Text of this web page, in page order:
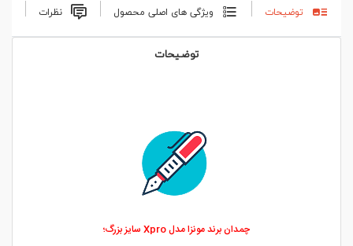
توضیحات ویژگی های اصلی محصول نظرات
توضیحات
چمدان برند مونزا مدل Xpro سایز بزرگ؛